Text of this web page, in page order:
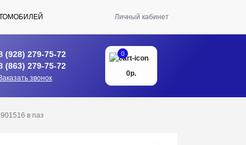
Личный кабинет
(928) 279-75-72
(863) 279-75-72
звонок
0
0р.
в паз